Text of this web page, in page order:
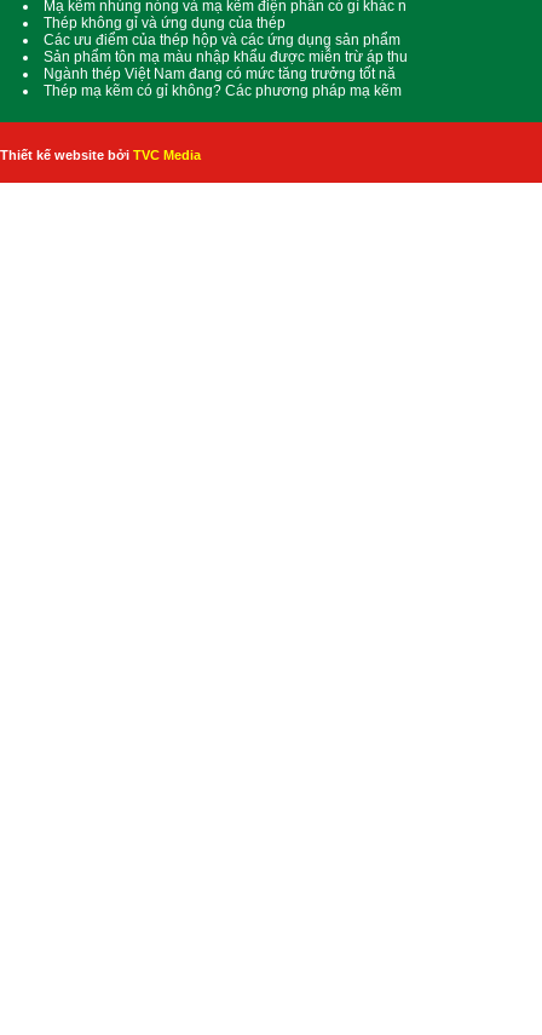
Mạ kẽm nhúng nóng và mạ kẽm điện phân có gì khác n
Thép không gỉ và ứng dụng của thép
Các ưu điểm của thép hộp và các ứng dụng sản phẩm
Sản phẩm tôn mạ màu nhập khẩu được miễn trừ áp thu
Ngành thép Việt Nam đang có mức tăng trưởng tốt nă
Thép mạ kẽm có gỉ không? Các phương pháp mạ kẽm
Thiết kế website bởi TVC Media